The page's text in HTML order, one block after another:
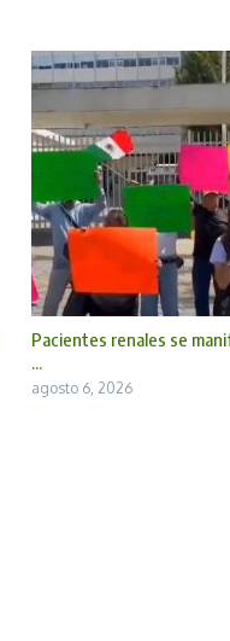
Pacientes renales se
...
agosto 6, 2026